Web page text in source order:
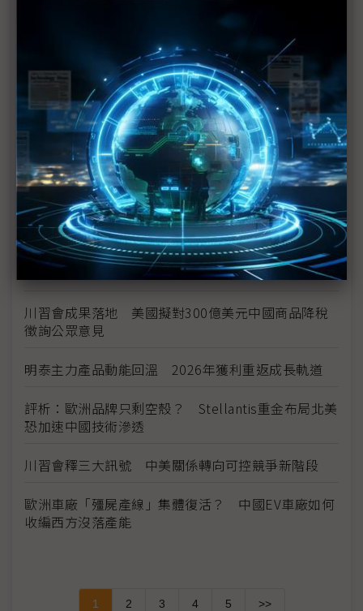
台美投資MOU關稅優惠先落地 汽車零組件15%、航
中資背景也能過關 Volvo獲白宮豁免可繼續在美賣
車
裕隆國產、外銷同步並進 嚴陳莉蓮：AI賦能強化核
心競爭力與轉型
茂林加速東南亞布局 越南新廠2Q量產、泰國建廠規
畫隨後上
川普關稅再退款206億美元 CBP同步修正兩週前烏
龍數字
川習會成果落地 美國擬對300億美元中國商品降稅
徵詢公眾意見
明泰主力產品動能回溫 2026年獲利重返成長軌道
評析：歐洲品牌只剩空殼？ Stellantis重金布局北美
恐加速中國技術滲透
川習會釋三大訊號 中美關係轉向可控競爭新階段
歐洲車廠「殭屍產線」集體復活？ 中國EV車廠如何
收編西方沒落產能
1 2 3 4 5 >>